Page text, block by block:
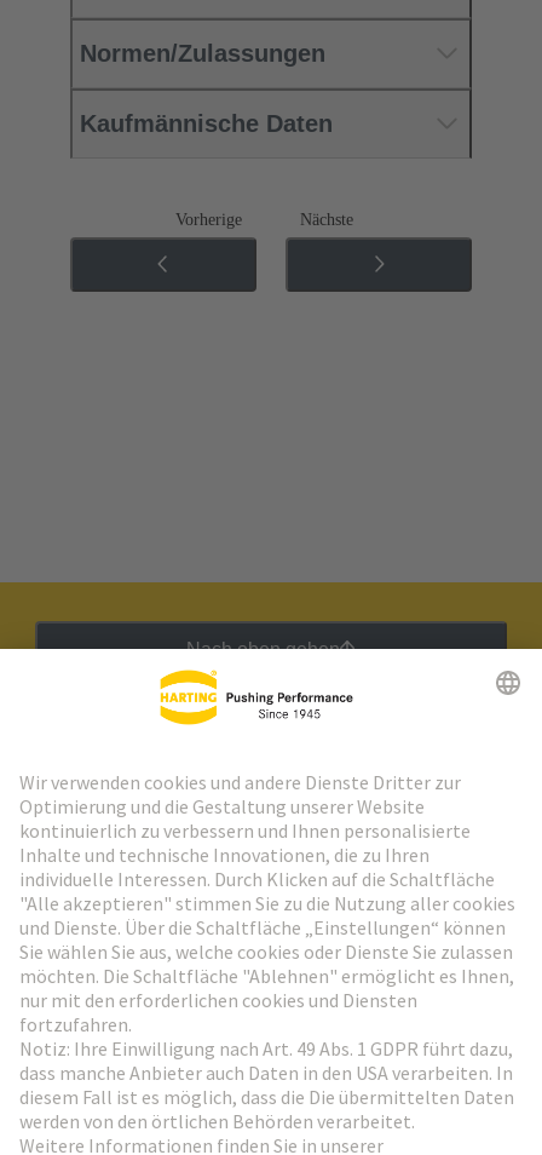
Normen/Zulassungen
Kaufmännische Daten
Vorherige Nächste
Nach oben gehen
Weiter zur Anmeldung
Social Media